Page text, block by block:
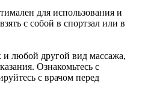
для использования и
с собой в спортзал или в
любой другой вид массажа,
Ознакомьтесь с
с врачом перед